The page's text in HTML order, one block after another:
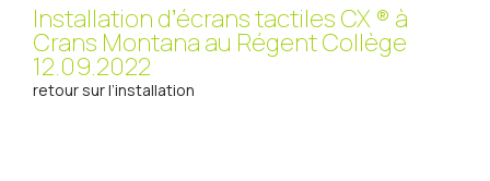
Installation d’écrans tactiles CX ®️ à
Crans Montana au Régent Collège
12.09.2022
retour sur l’installation